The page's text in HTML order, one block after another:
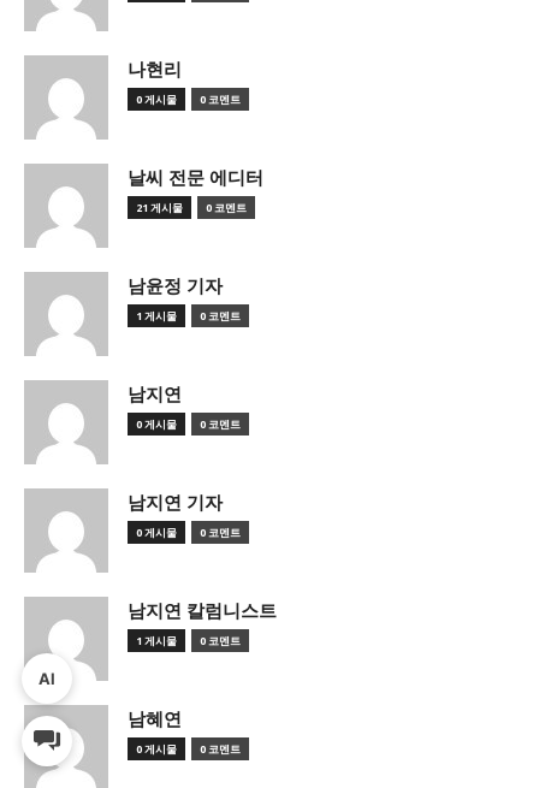
나현리
0 게시물 0 코멘트
날씨 전문 에디터
21 게시물 0 코멘트
남윤정 기자
1 게시물 0 코멘트
남지연
0 게시물 0 코멘트
남지연 기자
0 게시물 0 코멘트
남지연 칼럼니스트
1 게시물 0 코멘트
남혜연
0 게시물 0 코멘트
AI